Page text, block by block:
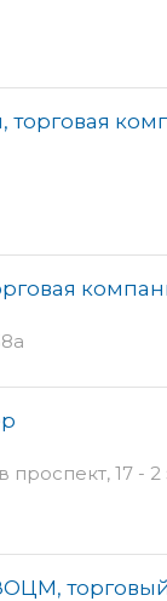
торговая
17 - 2